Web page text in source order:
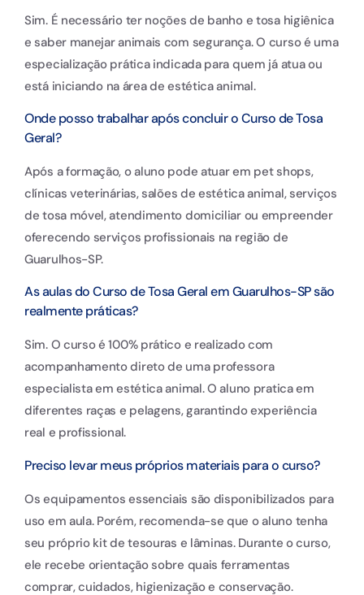
Sim. É necessário ter noções de banho e tosa higiênica
e saber manejar animais com segurança. O curso é uma
especialização prática indicada para quem já atua ou
está iniciando na área de estética animal.
Onde posso trabalhar após concluir o Curso de Tosa
Geral?
Após a formação, o aluno pode atuar em pet shops,
clínicas veterinárias, salões de estética animal, serviços
de tosa móvel, atendimento domiciliar ou empreender
oferecendo serviços profissionais na região de
Guarulhos-SP.
As aulas do Curso de Tosa Geral em Guarulhos-SP são
realmente práticas?
Sim. O curso é 100% prático e realizado com
acompanhamento direto de uma professora
especialista em estética animal. O aluno pratica em
diferentes raças e pelagens, garantindo experiência
real e profissional.
Preciso levar meus próprios materiais para o curso?
Os equipamentos essenciais são disponibilizados para
uso em aula. Porém, recomenda-se que o aluno tenha
seu próprio kit de tesouras e lâminas. Durante o curso,
ele recebe orientação sobre quais ferramentas
comprar, cuidados, higienização e conservação.